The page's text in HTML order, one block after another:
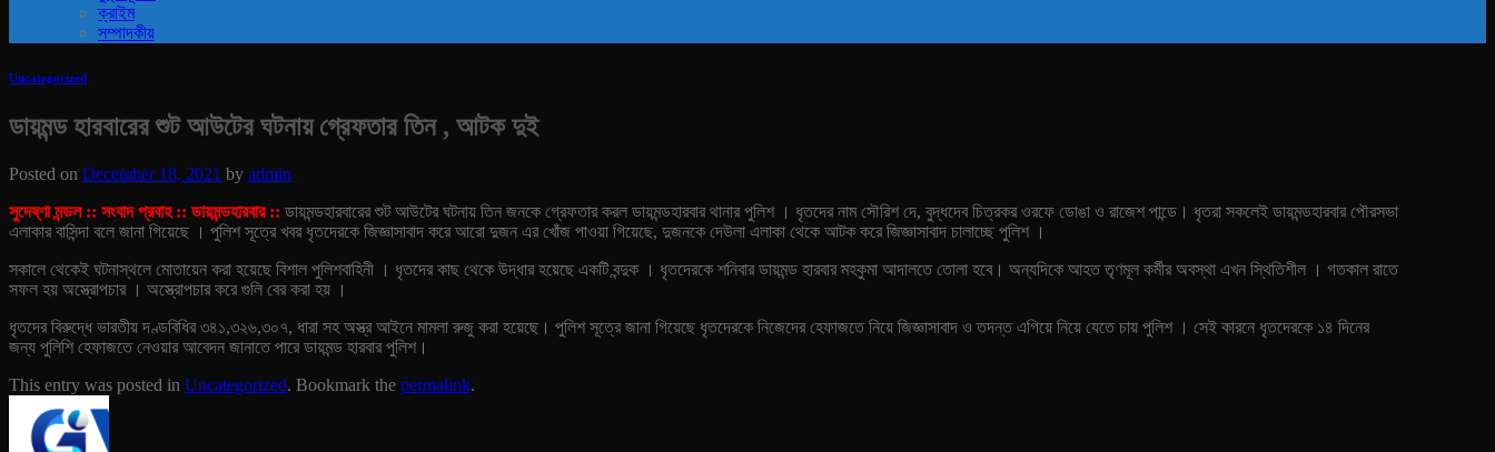
ক্রাইম
সম্পাদকীয়
Uncategorized
ডায়মন্ড হারবারের শুট আউটের ঘটনায় গ্রেফতার তিন , আটক দুই
Posted on December 18, 2021 by admin
সুদেষ্ণা মন্ডল :: সংবাদ প্রবাহ :: ডায়মন্ডহারবার :: ডায়মন্ডহারবারের শুট আউটের ঘটনায় তিন জনকে গ্রেফতার করল ডায়মন্ডহারবার থানার পুলিশ । ধৃতদের নাম সৌরিশ দে, বুদ্ধদেব চিত্রকর ওরফে ডোঙা ও রাজেশ পান্ডে। ধৃতরা সকলেই ডায়মন্ডহারবার পৌরসভা
এলাকার বাসিন্দা বলে জানা গিয়েছে । পুলিশ সূত্রে খবর ধৃতদেরকে জিজ্ঞাসাবাদ করে আরো দুজন এর খোঁজ পাওয়া গিয়েছে, দুজনকে দেউলা এলাকা থেকে আটক করে জিজ্ঞাসাবাদ চালাচ্ছে পুলিশ ।
সকালে থেকেই ঘটনাস্থলে মোতায়েন করা হয়েছে বিশাল পুলিশবাহিনী । ধৃতদের কাছ থেকে উদ্ধার হয়েছে একটি বন্দুক । ধৃতদেরকে শনিবার ডায়মন্ড হারবার মহকুমা আদালতে তোলা হবে। অন্যদিকে আহত তৃণমূল কর্মীর অবস্থা এখন স্থিতিশীল । গতকাল রাতে
সফল হয় অস্ত্রোপচার । অস্ত্রোপচার করে গুলি বের করা হয় ।
ধৃতদের বিরুদ্ধে ভারতীয় দণ্ডবিধির ৩৪১,৩২৬,৩০৭, ধারা সহ অস্ত্র আইনে মামলা রুজু করা হয়েছে। পুলিশ সূত্রে জানা গিয়েছে ধৃতদেরকে নিজেদের হেফাজতে নিয়ে জিজ্ঞাসাবাদ ও তদন্ত এগিয়ে নিয়ে যেতে চায় পুলিশ । সেই কারনে ধৃতদেরকে ১৪ দিনের
জন্য পুলিশি হেফাজতে নেওয়ার আবেদন জানাতে পারে ডায়মন্ড হারবার পুলিশ।
This entry was posted in Uncategorized. Bookmark the permalink.